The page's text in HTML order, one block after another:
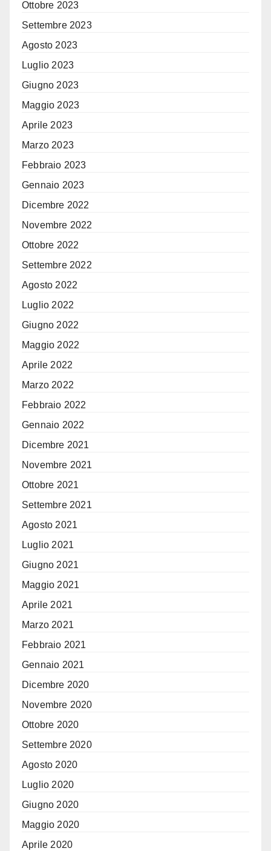
Ottobre 2023
Settembre 2023
Agosto 2023
Luglio 2023
Giugno 2023
Maggio 2023
Aprile 2023
Marzo 2023
Febbraio 2023
Gennaio 2023
Dicembre 2022
Novembre 2022
Ottobre 2022
Settembre 2022
Agosto 2022
Luglio 2022
Giugno 2022
Maggio 2022
Aprile 2022
Marzo 2022
Febbraio 2022
Gennaio 2022
Dicembre 2021
Novembre 2021
Ottobre 2021
Settembre 2021
Agosto 2021
Luglio 2021
Giugno 2021
Maggio 2021
Aprile 2021
Marzo 2021
Febbraio 2021
Gennaio 2021
Dicembre 2020
Novembre 2020
Ottobre 2020
Settembre 2020
Agosto 2020
Luglio 2020
Giugno 2020
Maggio 2020
Aprile 2020